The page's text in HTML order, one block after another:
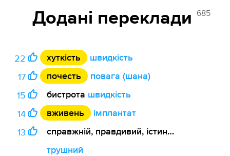
Додані переклади 685
22 хуткість
швидкість
17
почесть
повага (шана)
15
бистрота швидкість
14
вживень
імплантат
13
справжній, правдивий, істинний
трушний